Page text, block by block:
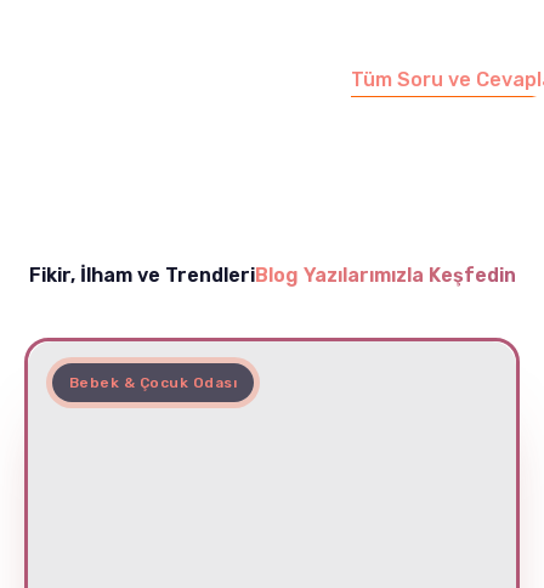
Tüm Soru ve
Fikir, İlham ve TrendleriBlog Yazılarımızla Keşfedin
Bebek & Çocuk Odası